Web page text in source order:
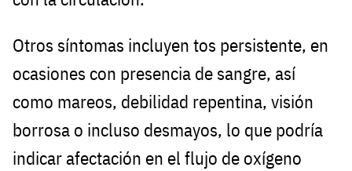
Otros síntomas incluyen tos persistente, en
ocasiones con presencia de sangre, así
como mareos, debilidad repentina, visión
borrosa o incluso desmayos, lo que podría
indicar afectación en el flujo de oxígeno